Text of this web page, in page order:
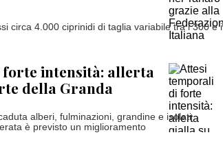
circa 4.000 ciprinidi di taglia variabile tra i 300 e i
intensità: allerta
della Granda
alberi, fulminazioni, grandine e isolati
è previsto un miglioramento